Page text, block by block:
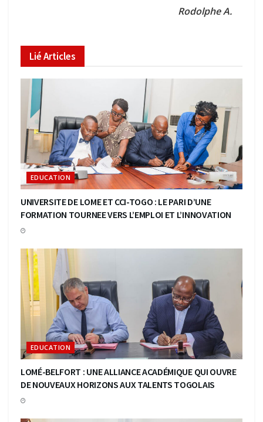
Rodolphe A.
LiéArticles
EDUCATION
UNIVERSITE DE LOME ET CCI-TOGO : LE PARI D’UNE
FORMATION TOURNEE VERS L’EMPLOI ET L’INNOVATION
EDUCATION
LOMÉ-BELFORT : UNE ALLIANCE ACADÉMIQUE QUI OUVRE
DE NOUVEAUX HORIZONS AUX TALENTS TOGOLAIS